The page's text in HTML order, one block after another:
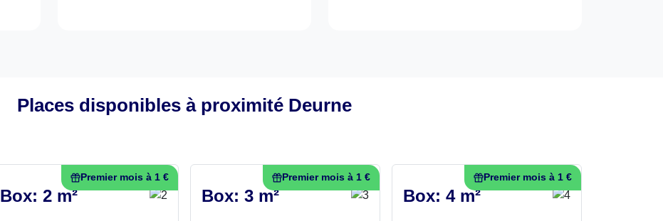
Places disponibles à proximité Deurne
Premier mois à 1 €
Box: 2 m²
Premier mois à 1 €
Box: 3 m²
Premier mois à 1 €
Box: 4 m²